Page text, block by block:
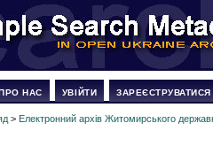
НАС УВІЙТИ ЗАРЕЄСТРУВАТИСЯ
> Електронний архів Житомирського